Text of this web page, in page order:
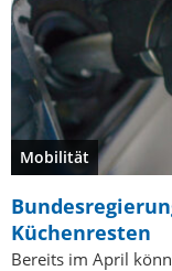
Mobilität
Küchenresten
Bereits im April